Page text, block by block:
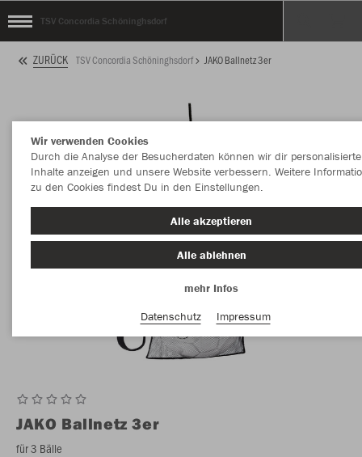
TSV Concordia Schöninghsdorf
ZURÜCK TSV Concordia Schöninghsdorf JAKO Ballnetz 3er
JAKO Ballnetz 3er
für 3 Bälle
Wir verwenden Cookies
Durch die Analyse der Besucherdaten können wir dir personalisierte
Inhalte anzeigen und unsere Website verbessern. Weitere
zu den Cookies findest Du in den Einstellungen.
Alle akzeptieren
Alle ablehnen
mehr Infos
Datenschutz
Impressum